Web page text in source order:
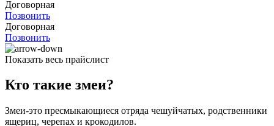
Договорная
Позвонить
Договорная
Позвонить
Показать весь прайслист
Кто такие змеи?
Змеи-это пресмыкающиеся отряда чешуйчатых, родственники
ящериц, черепах и крокодилов.